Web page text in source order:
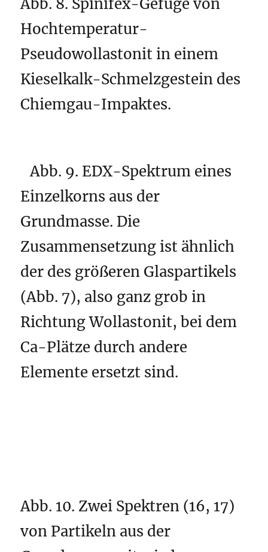
Hochtemperatur-
Pseudowollastonit in einem
Kieselkalk-Schmelzgestein des
Chiemgau-Impaktes.
Abb. 9. EDX-Spektrum eines
Einzelkorns aus der
Grundmasse. Die
Zusammensetzung ist ähnlich
der des größeren Glaspartikels
(Abb. 7), also ganz grob in
Richtung Wollastonit, bei dem
Ca-Plätze durch andere
Elemente ersetzt sind.
Abb. 10. Zwei Spektren (16, 17)
von Partikeln aus der